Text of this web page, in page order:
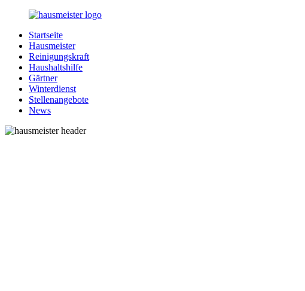
Zurück
Inhalt
Hausmeister.de
Alles
rund
Ihren
Haushalt
Startseite
Hausmeister
Reinigungskraft
Haushaltshilfe
Gärtner
Winterdienst
Stellenangebote
News